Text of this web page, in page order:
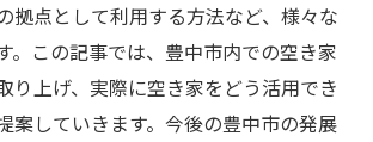
拠点として利用する方法など、様々な
。この記事では、豊中市内での空き家
り上げ、実際に空き家をどう活用でき
案していきます。今後の豊中市の発展